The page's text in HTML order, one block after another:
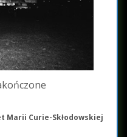
Marii Curie-Skłodowskiej